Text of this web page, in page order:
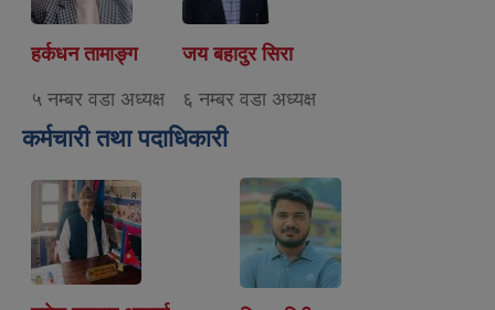
हर्कधन तामाङ्ग
५ नम्बर वडा अध्यक्ष
जय बहादुर सिरा
६ नम्बर वडा अध्यक्ष
कर्मचारी तथा पदाधिकारी